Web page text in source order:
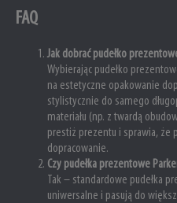
FAQ
Jak dobrać pudełko
Wybierając pudełko
na estetyczne opakowanie
stylistycznie do samego
materiału (np. z twardą
prestiż prezentu i sprawia, że
dopracowanie.
Czy pudełka prezentowe
Tak – standardowe pudełka
uniwersalne i pasują do